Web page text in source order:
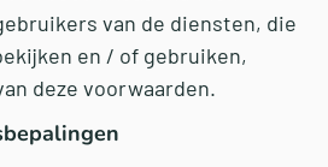
van de diensten, die
en / of gebruiken,
deze voorwaarden.